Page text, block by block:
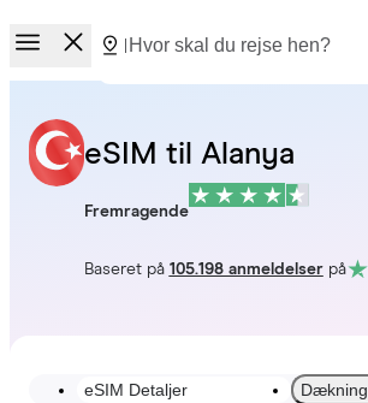
eSIM til Alanya
Fremragende
Baseret på 105.198 anmeldelserpå
eSIM Detaljer Dækning